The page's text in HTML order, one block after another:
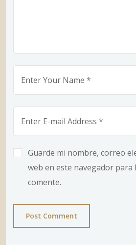
Guarde mi nombre, correo
web en este navegador para
comente.
Post Comment